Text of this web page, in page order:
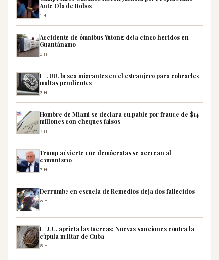
Ante Ola de Robos
1H
Accidente de ómnibus Yutong deja cinco heridos en
Guantánamo
3H
EE. UU. busca migrantes en el extranjero para cobrarles
multas pendientes
3H
Hombre de Miami se declara culpable por fraude de $14
millones con cheques falsos
7H
Trump advierte que demócratas se acercan al
comunismo
7H
Derrumbe en escuela de Remedios deja dos fallecidos
8H
EE.UU. aprieta las tuercas: Nuevas sanciones contra la
cúpula militar de Cuba
8H